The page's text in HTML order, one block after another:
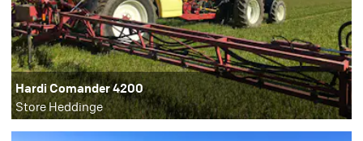
Hardi Comander 4200
Store Heddinge